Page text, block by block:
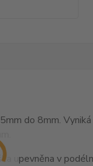
do 8mm.
upevněna v